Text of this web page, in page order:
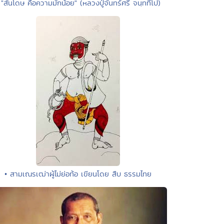
"สันโดษ คือความมักน้อย" (หลวงปู่จันทร์ศรี จนฺททีโป)
• สามเณรเฒ่าผู้ไม่ย่อท้อ เขียนโดย สืบ ธรรมไทย